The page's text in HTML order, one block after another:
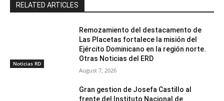
RELATED ARTICLES
Noticias RD
Remozamiento del destacamento de
Las Placetas fortalece la misión del
Ejército Dominicano en la región norte.
Otras Noticias del ERD
August 7, 2026
Gran gestion de Josefa Castillo al
frente del Instituto Nacional de